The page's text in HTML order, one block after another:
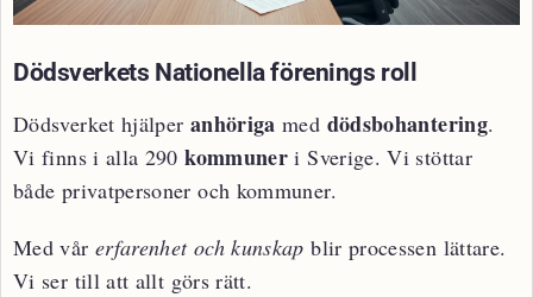
Dödsverkets Nationella förenings roll
Dödsverket hjälper anhöriga med dödsbohantering.
Vi finns i alla 290kommuner i Sverige. Vi stöttar
både privatpersoner och kommuner.
Med vår erfarenhet och kunskap blir processen lättare.
Vi ser till att allt görs rätt.